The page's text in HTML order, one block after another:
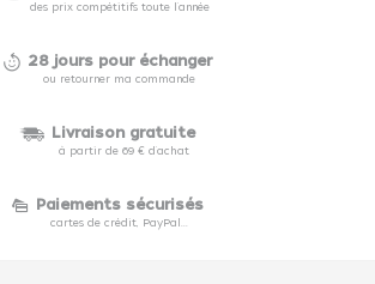
des prix compétitifs toute l'année
28 jours pour échanger
ou retourner ma commande
Livraison gratuite
à partir de 69 € d'achat
Paiements sécurisés
cartes de crédit, PayPal...